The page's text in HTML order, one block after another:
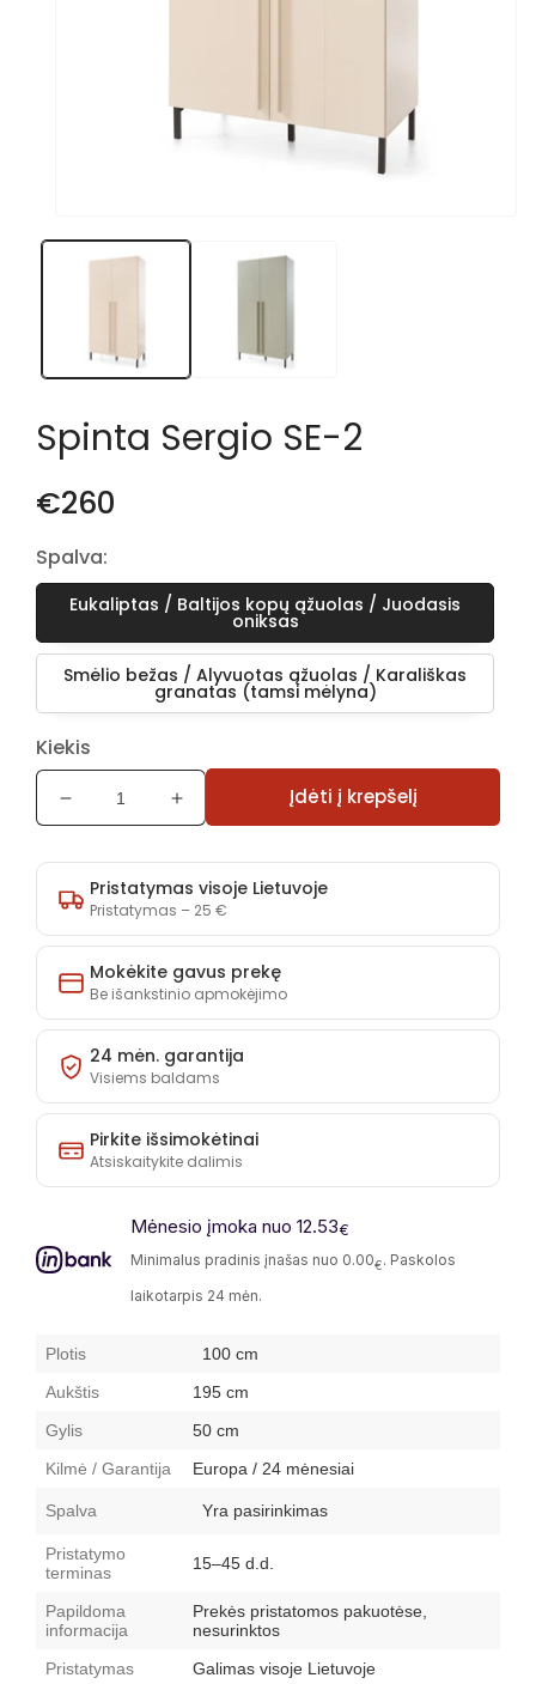
mediją
Spinta Sergio SE-2
€260
Spalva:
Eukaliptas / Baltijos kopų ąžuolas / Juodasis
oniksas
Smėlio bežas / Alyvuotas ąžuolas / Karališkas
granatas (tamsi mėlyna)
Kiekis
Sumažinti
Spinta
Sergio
SE-
2
kiekį
Padidinti
Spinta
Sergio
SE-
2
kiekį
Įdėti į krepšelį
Pristatymas visoje Lietuvoje
Pristatymas – 25 €
Mokėkite gavus prekę
Be išankstinio apmokėjimo
24 mėn. garantija
Visiems baldams
Pirkite išsimokėtinai
Atsiskaitykite dalimis
Mėnesio įmoka nuo 12.53€
Minimalus pradinis įnašas nuo 0.00€. Paskolos
laikotarpis 24 mėn.
Plotis 100 cm
Aukštis
195 cm
Gylis
50 cm
Kilmė / Garantija
Europa / 24 mėnesiai
Spalva Yra pasirinkimas
Pristatymo
terminas
15–45 d.d.
Papildoma
informacija
Prekės pristatomos pakuotėse,
nesurinktos
Pristatymas
Galimas visoje Lietuvoje